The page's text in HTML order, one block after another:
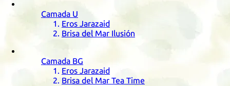
Camada U
Eros Jarazaid
Brisa del Mar Ilusión
Camada BG
Eros Jarazaid
Brisa del Mar Tea Time